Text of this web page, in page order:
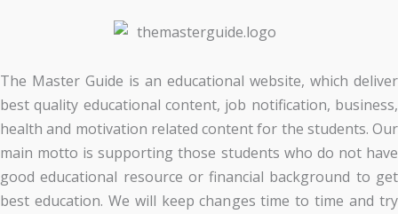
The Master Guide is an educational website, which deliver
best quality educational content, job notification, business,
health and motivation related content for the students. Our
main motto is supporting those students who do not have
good educational resource or financial background to get
best education. We will keep changes time to time and try